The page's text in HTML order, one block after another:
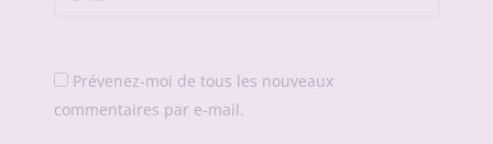
Prévenez-moi de tous les nouveaux
commentaires par e-mail.